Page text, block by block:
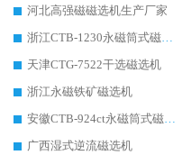
河北高强磁磁选机生产厂家
浙江CTB-1230永磁筒式磁选机生产厂家
天津CTG-7522干选磁选机
浙江永磁铁矿磁选机
安徽CTB-924ct永磁筒式磁选机
广西湿式逆流磁选机